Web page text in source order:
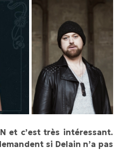
et c’est très intéressant.
si Delain n’a pas